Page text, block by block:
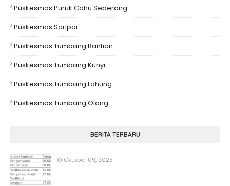
Puskesmas Puruk Cahu Seberang
Puskesmas Saripoi
Puskesmas Tumbang Bantian
Puskesmas Tumbang Kunyi
Puskesmas Tumbang Lahung
Puskesmas Tumbang Olong
BERITA TERBARU
Oktober 09, 2025